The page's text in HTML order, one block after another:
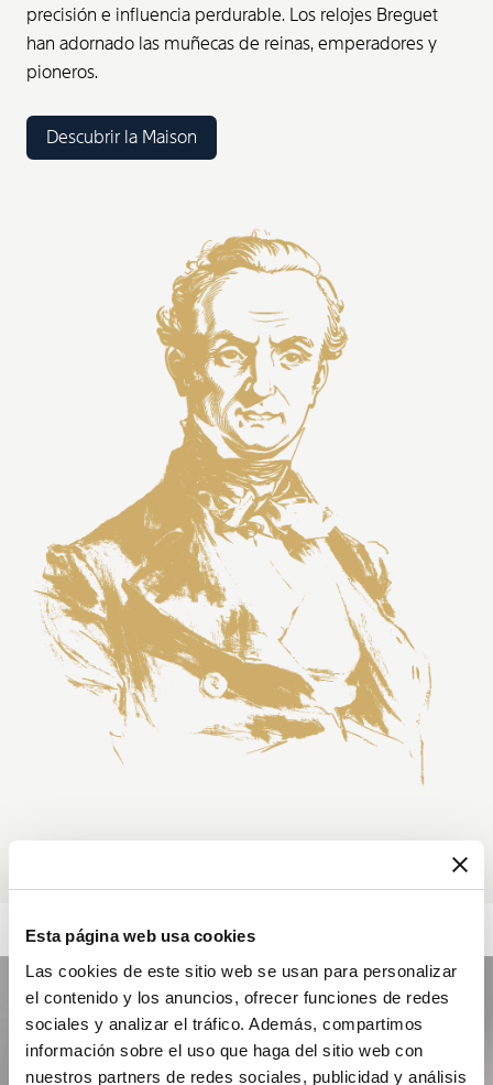
Esta página web usa cookies
Las cookies de este sitio web se usan para personalizar
el contenido y los anuncios, ofrecer funciones de redes
sociales y analizar el tráfico. Además, compartimos
información sobre el uso que haga del sitio web con
nuestros partners de redes sociales, publicidad y análisis
precisión e influencia perdurable. Los relojes Breguet
han adornado las muñecas de reinas, emperadores y
pioneros.
Descubrir la Maison